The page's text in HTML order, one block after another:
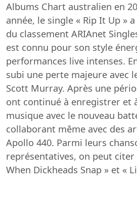
Albums Chart australien en
année, le single « Rip It Up »
du classement ARIAnet
est connu pour son style
performances live intenses.
subi une perte majeure avec
Scott Murray. Après une
ont continué à enregistrer et
musique avec le nouveau
collaborant même avec des
Apollo 440. Parmi leurs
représentatives, on peut citer
When Dickheads Snap » et «